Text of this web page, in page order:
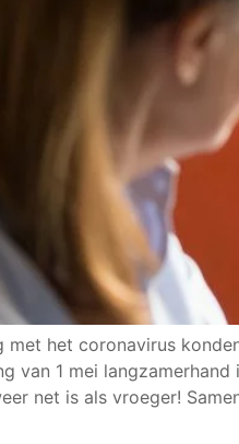
het coronavirus
van 1 mei
net is als vroeger!